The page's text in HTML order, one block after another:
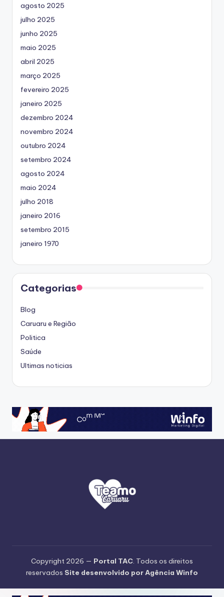
agosto 2025
julho 2025
junho 2025
maio 2025
abril 2025
março 2025
fevereiro 2025
janeiro 2025
dezembro 2024
novembro 2024
outubro 2024
setembro 2024
agosto 2024
maio 2024
julho 2018
janeiro 2016
setembro 2015
janeiro 1970
Categorias
Blog
Caruaru e Região
Politica
Saúde
Ultimas noticias
Copyright 2026 — Portal TAC. Todos os direitos
reservados Site desenvolvido por Agência Winfo